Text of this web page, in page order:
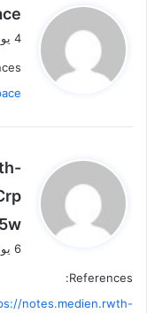
ي
ق
ل
4 يونيو، 2026 الساعة 8:58 م
ي
و
ل
6 يونيو، 2026 الساعة 2:01 ص
References:
notes.medien.rwth-